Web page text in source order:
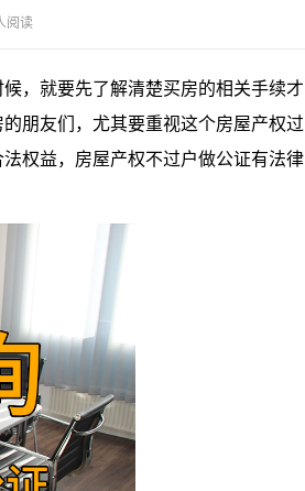
阅读
，就要先了解清楚买房的相关手续才
朋友们，尤其要重视这个房屋产权过
权益，房屋产权不过户做公证有法律